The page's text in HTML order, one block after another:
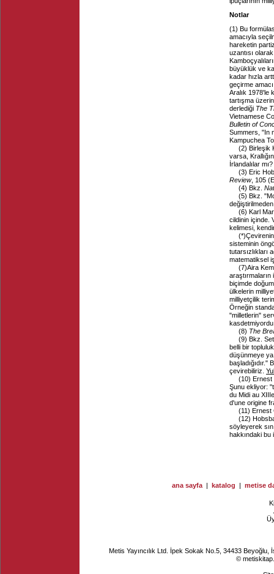
Notlar
(1) Bu
amacıyla
hareketin
uzantısı
büyüklük ve
kadar hızla
geçirme
Aralık 1978'le
tartışma
derlediği The
Vietnamese
Bulletin of
Summers, "In
Kampuchea
(2) Birleşik
varsa,
İrlandalılar mı?
(3) Eric
Review, 105
(4) Bkz.
(5) Bkz.
(6) Karl
cildinin içinde.
kelimesi,
(*)
sisteminin
tutarsızlıkları
matematiksel
(7)Aira
biçimde
ülkelerin
milliyetçilik
Örneğin
"milletlerin"
(8) The
(9) Bkz.
belli bir
düşünmeye
çevirebiliriz.
(10) Ernest
Şunu ekliyor:
du Midi au
d'une origine
(11) Ernest
(12)
söyleyerek
hakkındaki
ana sayfa | katalog | metise
Metis Yayıncılık Ltd. İpek Sokak No.5, 34433
©